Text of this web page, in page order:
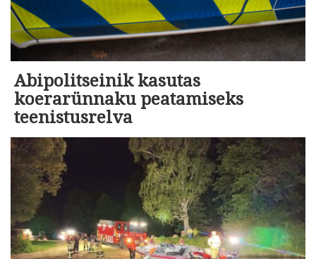
Abipolitseinik kasutas
koerarünnaku peatamiseks
teenistusrelva